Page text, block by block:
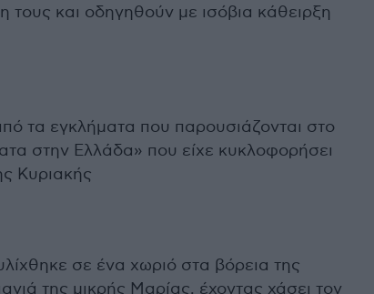
τους και οδηγηθούν με ισόβια κάθειρξη
τα εγκλήματα που παρουσιάζονται στο
στην Ελλάδα» που είχε κυκλοφορήσει
Κυριακής
σε ένα χωριό στα βόρεια της
της μικρής Μαρίας, έχοντας χάσει τον